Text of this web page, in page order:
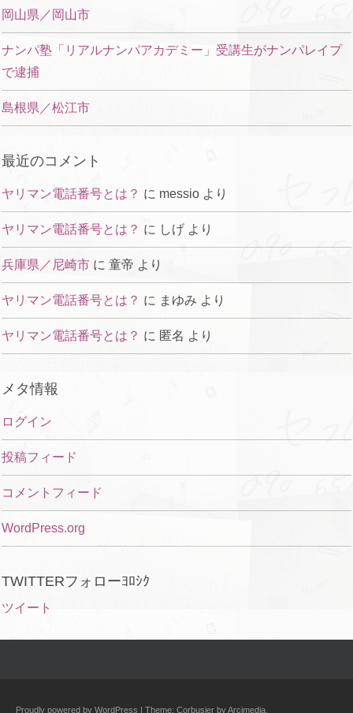
岡山県／岡山市
ナンパ塾「リアルナンパアカデミー」受講生がナンパレイプ
で逮捕
島根県／松江市
最近のコメント
ヤリマン電話番号とは？ に messio より
ヤリマン電話番号とは？ に しげ より
兵庫県／尼崎市 に 童帝 より
ヤリマン電話番号とは？ に まゆみ より
ヤリマン電話番号とは？ に 匿名 より
メタ情報
ログイン
投稿フィード
コメントフィード
WordPress.org
TWITTERフォローﾖﾛｼｸ
ツイート
Proudly powered by WordPress | Theme: Corbusier byArcimedia